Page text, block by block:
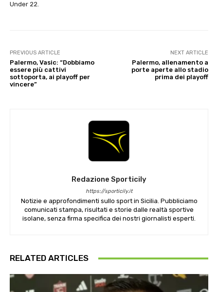
Under 22.
PREVIOUS ARTICLE
Palermo, Vasic: “Dobbiamo
essere più cattivi
sottoporta, ai playoff per
vincere”
NEXT ARTICLE
Palermo, allenamento a
porte aperte allo stadio
prima dei playoff
Redazione Sporticily
https://sporticily.it
Notizie e approfondimenti sullo sport in Sicilia. Pubbliciamo
comunicati stampa, risultati e storie dalle realtà sportive
isolane, senza firma specifica dei nostri giornalisti esperti.
RELATED ARTICLES